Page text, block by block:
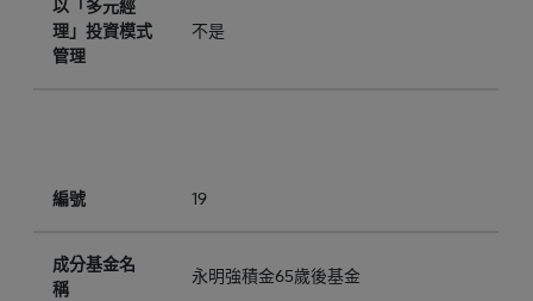
以「多元經
理」投資模式
管理
不是
編號 19
成分基金名
稱
永明強積金65歲後基金